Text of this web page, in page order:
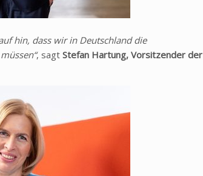
hin, dass wir in Deutschland die
, sagt Stefan Hartung, Vorsitzender der